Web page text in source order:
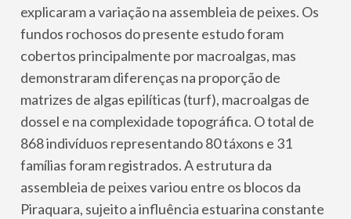
explicaram a variação na assembleia de peixes. Os
fundos rochosos do presente estudo foram
cobertos principalmente por macroalgas, mas
demonstraram diferenças na proporção de
matrizes de algas epilíticas (turf), macroalgas de
dossel e na complexidade topográfica. O total de
868 indivíduos representando 80 táxons e 31
famílias foram registrados. A estrutura da
assembleia de peixes variou entre os blocos da
Piraquara, sujeito a influência estuarina constante